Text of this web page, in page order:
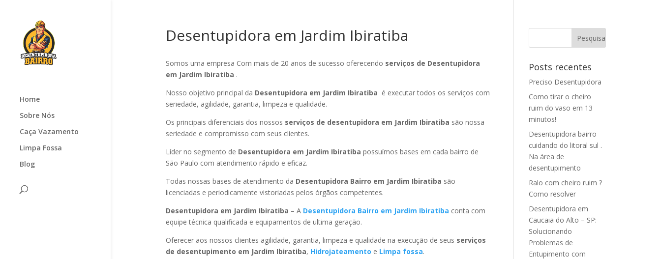
Home
Sobre Nós
Caça Vazamento
Limpa Fossa
Blog
Desentupidora em Jardim Ibiratiba
Somos uma empresa Com mais de 20 anos de sucesso oferecendo serviços de Desentupidora
em Jardim Ibiratiba .
Nosso objetivo principal da Desentupidora em Jardim Ibiratiba é executar todos os serviços com
seriedade, agilidade, garantia, limpeza e qualidade.
Os principais diferenciais dos nossos serviços de desentupidora em Jardim Ibiratiba são nossa
seriedade e compromisso com seus clientes.
Líder no segmento de Desentupidora em Jardim Ibiratiba possuímos bases em cada bairro de
São Paulo com atendimento rápido e eficaz.
Todas nossas bases de atendimento da Desentupidora Bairro em Jardim Ibiratiba são
licenciadas e periodicamente vistoriadas pelos órgãos competentes.
Desentupidora em Jardim Ibiratiba – A Desentupidora Bairro em Jardim Ibiratiba conta com
equipe técnica qualificada e equipamentos de ultima geração.
Oferecer aos nossos clientes agilidade, garantia, limpeza e qualidade na execução de seus serviços
de desentupimento em Jardim Ibiratiba, Hidrojateamento e Limpa fossa.
Posts recentes
Preciso Desentupidora
Como tirar o cheiro
ruim do vaso em 13
minutos!
Desentupidora bairro
cuidando do litoral sul .
Na área de
desentupimento
Ralo com cheiro ruim ?
Como resolver
Desentupidora em
Caucaia do Alto – SP:
Solucionando
Problemas de
Entupimento com